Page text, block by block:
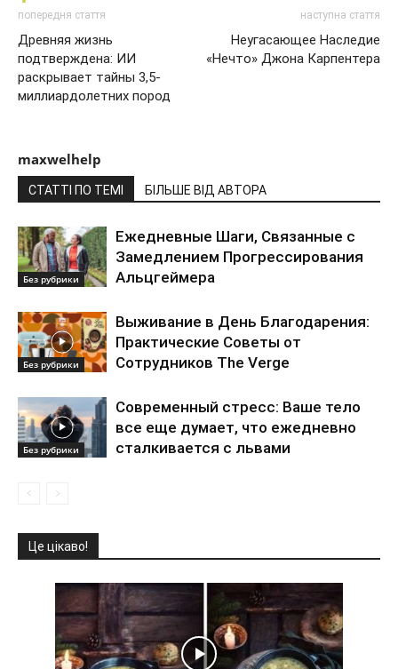
попередня стаття
Древняя жизнь
подтверждена: ИИ
раскрывает тайны 3,5-
миллиардолетних пород
наступна стаття
Неугасающее Наследие
«Нечто» Джона Карпентера
maxwelhelp
СТАТТІ ПО ТЕМІ БІЛЬШЕ ВІД АВТОРА
Без рубрики
Ежедневные Шаги, Связанные с
Замедлением Прогрессирования
Альцгеймера
Без рубрики
Выживание в День Благодарения:
Практические Советы от
Сотрудников The Verge
Без рубрики
Современный стресс: Ваше тело
все еще думает, что ежедневно
сталкивается с львами
Це цікаво!